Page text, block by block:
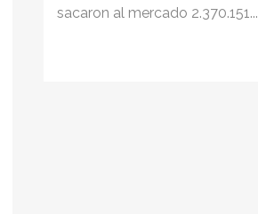
sacaron al mercado 2.370.151...